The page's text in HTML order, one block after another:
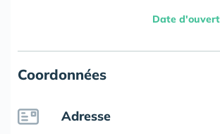
Date
Coordonnées
Adresse